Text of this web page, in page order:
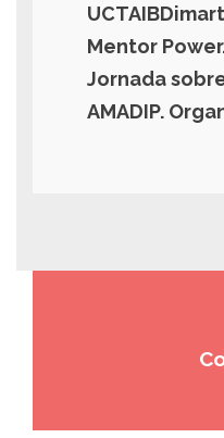
Mentor
Jornada
AMADIP.